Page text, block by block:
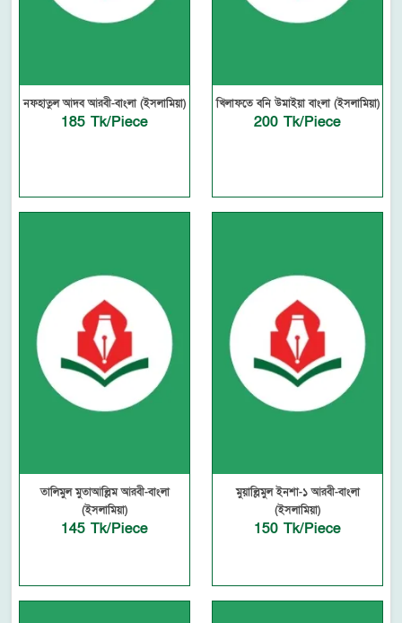
নফহাতুল আদব আরবী-বাংলা (ইসলামিয়া)
185 Tk/Piece
খিলাফতে বনি উমাইয়া বাংলা (ইসলামিয়া)
200 Tk/Piece
তালিমুল মুতাআল্লিম আরবী-বাংলা
(ইসলামিয়া)
145 Tk/Piece
মুয়াল্লিমুল ইনশা-১ আরবী-বাংলা
(ইসলামিয়া)
150 Tk/Piece